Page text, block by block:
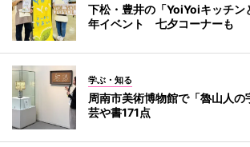
下松・豊井の「YoiYoiキッチン
年イベント 七夕コーナーも
学ぶ・知る
周南市美術博物館で「魯山人
芸や書171点